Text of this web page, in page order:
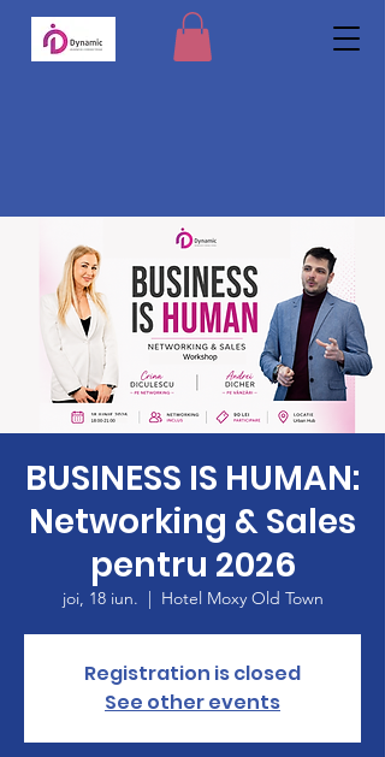
BUSINESS IS HUMAN:
Networking & Sales
pentru 2026
joi, 18 iun.
  |
Hotel Moxy Old Town
Registration is closed
See other events